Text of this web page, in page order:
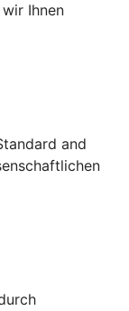
Ihnen
and